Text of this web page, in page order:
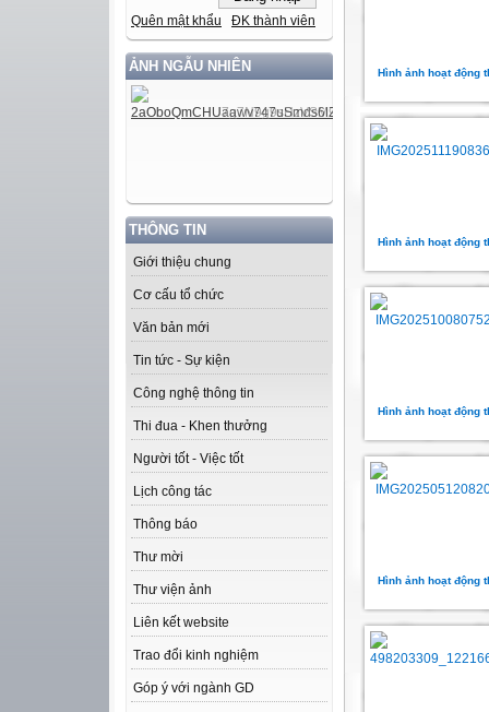
Quên mật khẩu ĐK thành viên
ẢNH NGẪU NHIÊN
THÔNG TIN
Giới thiệu chung
Cơ cấu tổ chức
Văn bản mới
Tin tức - Sự kiện
Công nghệ thông tin
Thi đua - Khen thưởng
Người tốt - Việc tốt
Lịch công tác
Thông báo
Thư mời
Thư viện ảnh
Liên kết website
Trao đổi kinh nghiệm
Góp ý với ngành GD
Hình ảnh hoạt động
Hình ảnh hoạt động
Hình ảnh hoạt động
Hình ảnh hoạt động